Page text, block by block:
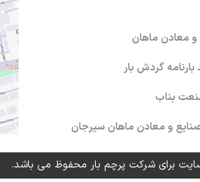
معادن ماهان
گردش بار
بناب
و معادن ماهان سیرجان
برای شرکت پرچم بار محفوظ می باشد.